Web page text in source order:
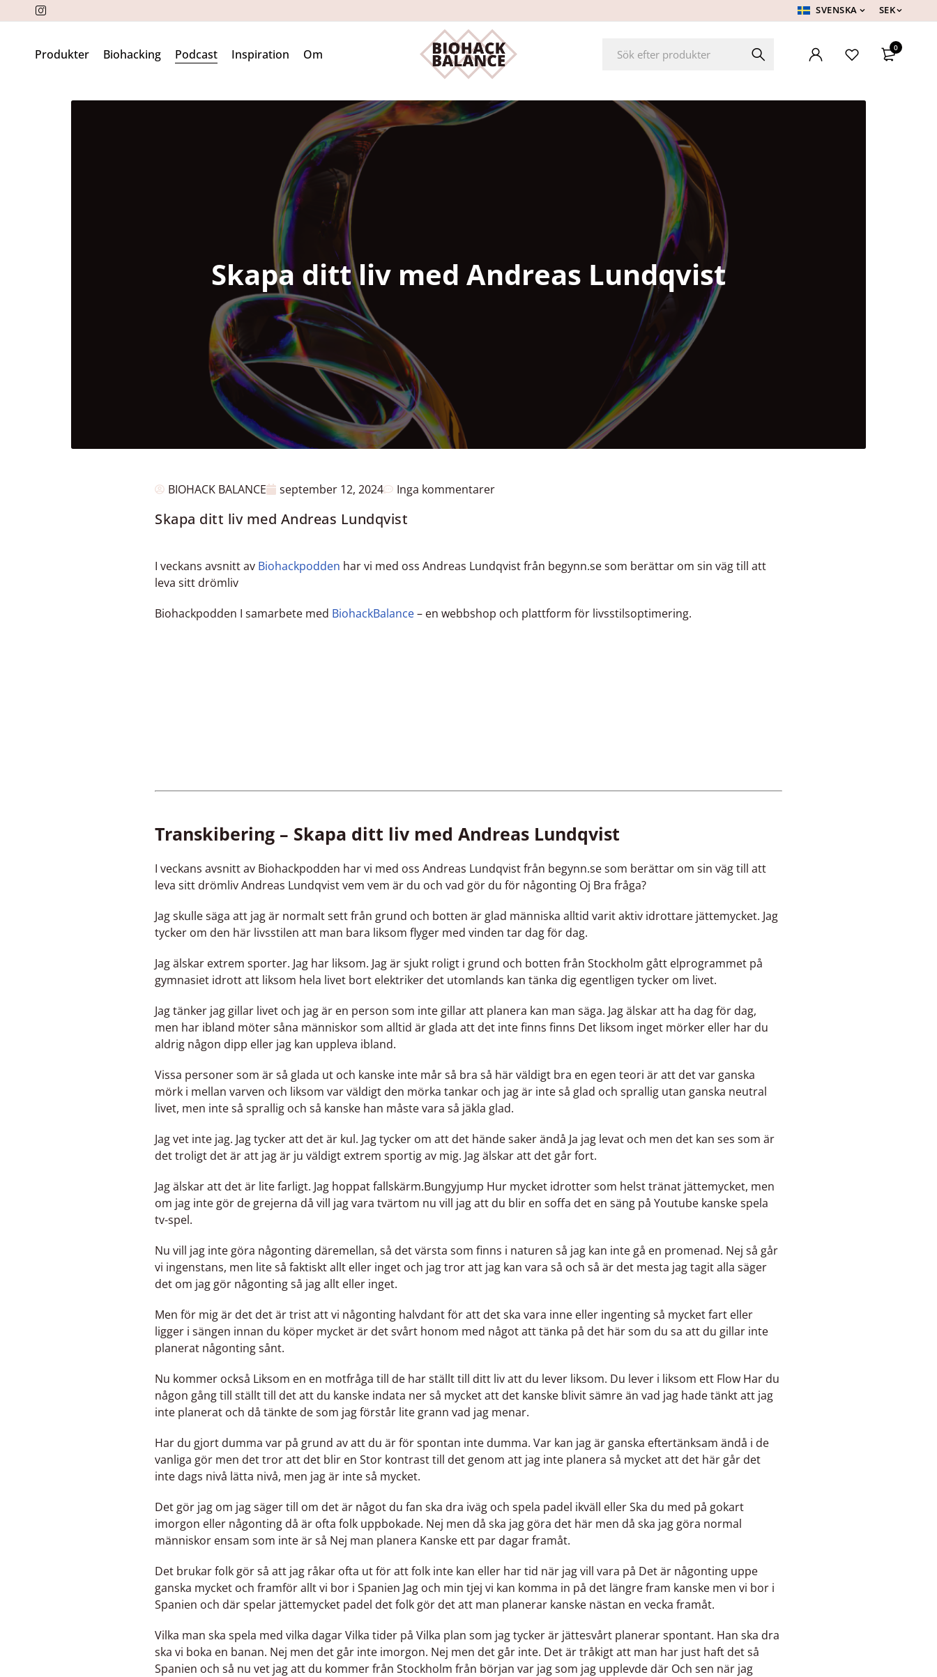
SVENSKA SEK
Produkter Biohacking Podcast Inspiration Om 0
Skapa ditt liv med Andreas Lundqvist
BIOHACK BALANCE september 12, 2024 Inga kommentarer
Skapa ditt liv med Andreas Lundqvist
I veckans avsnitt av Biohackpodden har vi med oss Andreas Lundqvist från begynn.se som berättar om sin väg till att
leva sitt drömliv
Biohackpodden I samarbete med BiohackBalance– en webbshop och plattform för livsstilsoptimering.
Transkibering – Skapa ditt liv med Andreas Lundqvist
I veckans avsnitt av Biohackpodden har vi med oss Andreas Lundqvist från begynn.se som berättar om sin väg till att
leva sitt drömliv Andreas Lundqvist vem vem är du och vad gör du för någonting Oj Bra fråga?
Jag skulle säga att jag är normalt sett från grund och botten är glad människa alltid varit aktiv idrottare jättemycket. Jag
tycker om den här livsstilen att man bara liksom flyger med vinden tar dag för dag.
Jag älskar extrem sporter. Jag har liksom. Jag är sjukt roligt i grund och botten från Stockholm gått elprogrammet på
gymnasiet idrott att liksom hela livet bort elektriker det utomlands kan tänka dig egentligen tycker om livet.
Jag tänker jag gillar livet och jag är en person som inte gillar att planera kan man säga. Jag älskar att ha dag för dag,
men har ibland möter såna människor som alltid är glada att det inte finns finns Det liksom inget mörker eller har du
aldrig någon dipp eller jag kan uppleva ibland.
Vissa personer som är så glada ut och kanske inte mår så bra så här väldigt bra en egen teori är att det var ganska
mörk i mellan varven och liksom var väldigt den mörka tankar och jag är inte så glad och sprallig utan ganska neutral
livet, men inte så sprallig och så kanske han måste vara så jäkla glad.
Jag vet inte jag. Jag tycker att det är kul. Jag tycker om att det hände saker ändå Ja jag levat och men det kan ses som är
det troligt det är att jag är ju väldigt extrem sportig av mig. Jag älskar att det går fort.
Jag älskar att det är lite farligt. Jag hoppat fallskärm.Bungyjump Hur mycket idrotter som helst tränat jättemycket, men
om jag inte gör de grejerna då vill jag vara tvärtom nu vill jag att du blir en soffa det en säng på Youtube kanske spela
tv-spel.
Nu vill jag inte göra någonting däremellan, så det värsta som finns i naturen så jag kan inte gå en promenad. Nej så går
vi ingenstans, men lite så faktiskt allt eller inget och jag tror att jag kan vara så och så är det mesta jag tagit alla säger
det om jag gör någonting så jag allt eller inget.
Men för mig är det det är trist att vi någonting halvdant för att det ska vara inne eller ingenting så mycket fart eller
ligger i sängen innan du köper mycket är det svårt honom med något att tänka på det här som du sa att du gillar inte
planerat någonting sånt.
Nu kommer också Liksom en en motfråga till de har ställt till ditt liv att du lever liksom. Du lever i liksom ett Flow Har du
någon gång till ställt till det att du kanske indata ner så mycket att det kanske blivit sämre än vad jag hade tänkt att jag
inte planerat och då tänkte de som jag förstår lite grann vad jag menar.
Har du gjort dumma var på grund av att du är för spontan inte dumma. Var kan jag är ganska eftertänksam ändå i de
vanliga gör men det tror att det blir en Stor kontrast till det genom att jag inte planera så mycket att det här går det
inte dags nivå lätta nivå, men jag är inte så mycket.
Det gör jag om jag säger till om det är något du fan ska dra iväg och spela padel ikväll eller Ska du med på gokart
imorgon eller någonting då är ofta folk uppbokade. Nej men då ska jag göra det här men då ska jag göra normal
människor ensam som inte är så Nej man planera Kanske ett par dagar framåt.
Det brukar folk gör så att jag råkar ofta ut för att folk inte kan eller har tid när jag vill vara på Det är någonting uppe
ganska mycket och framför allt vi bor i Spanien Jag och min tjej vi kan komma in på det längre fram kanske men vi bor i
Spanien och där spelar jättemycket padel det folk gör det att man planerar kanske nästan en vecka framåt.
Vilka man ska spela med vilka dagar Vilka tider på Vilka plan som jag tycker är jättesvårt planerar spontant. Han ska dra
ska vi boka en banan. Nej men det går inte imorgon. Nej men det går inte. Det är tråkigt att man har just haft det så
Spanien och så nu vet jag att du kommer från Stockholm från början var jag som jag upplevde där Och sen när jag